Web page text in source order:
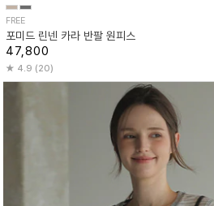
FREE
포미드 린넨 카라 반팔 원피스
47,800
4.9 (20)